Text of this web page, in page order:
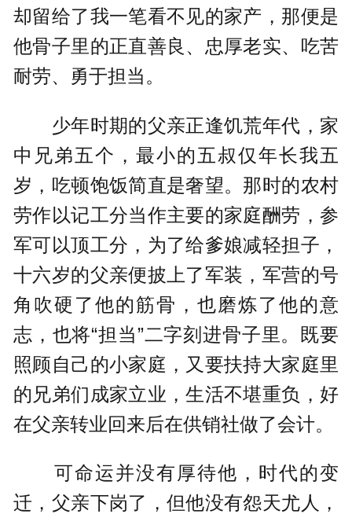
却留给了我一笔看不见的家产，那便是
他骨子里的正直善良、忠厚老实、吃苦
耐劳、勇于担当。
少年时期的父亲正逢饥荒年代，家
中兄弟五个，最小的五叔仅年长我五
岁，吃顿饱饭简直是奢望。那时的农村
劳作以记工分当作主要的家庭酬劳，参
军可以顶工分，为了给爹娘减轻担子，
十六岁的父亲便披上了军装，军营的号
角吹硬了他的筋骨，也磨炼了他的意
志，也将“担当”二字刻进骨子里。既要
照顾自己的小家庭，又要扶持大家庭里
的兄弟们成家立业，生活不堪重负，好
在父亲转业回来后在供销社做了会计。
可命运并没有厚待他，时代的变
迁，父亲下岗了，但他没有怨天尤人，